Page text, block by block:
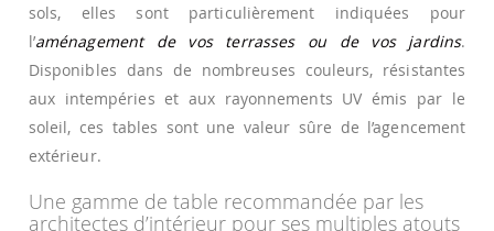
sols, elles sont particulièrement indiquées pour
l’aménagement de vos terrasses ou de vos jardins.
Disponibles dans de nombreuses couleurs, résistantes
aux intempéries et aux rayonnements UV émis par le
soleil, ces tables sont une valeur sûre de l’agencement
extérieur.
Une gamme de table recommandée par les
architectes d’intérieur pour ses multiples atouts